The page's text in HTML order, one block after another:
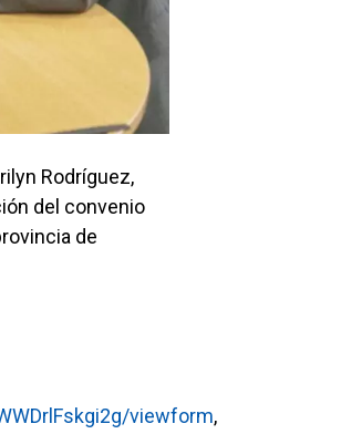
Rodríguez,
del convenio
de
viewform,